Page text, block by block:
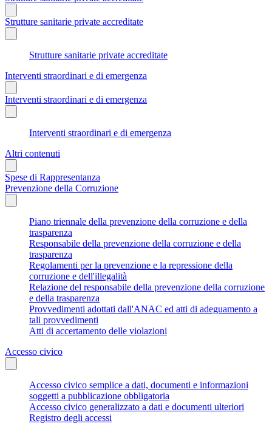
Strutture sanitarie private accreditate
Strutture sanitarie private accreditate
Interventi straordinari e di emergenza
Interventi straordinari e di emergenza
Interventi straordinari e di emergenza
Altri contenuti
Spese di Rappresentanza
Prevenzione della Corruzione
Piano triennale della prevenzione della corruzione e della
trasparenza
Responsabile della prevenzione della corruzione e della
trasparenza
Regolamenti per la prevenzione e la repressione della
corruzione e dell'illegalità
Relazione del responsabile della prevenzione della corruzione
e della trasparenza
Provvedimenti adottati dall'ANAC ed atti di adeguamento a
tali provvedimenti
Atti di accertamento delle violazioni
Accesso civico
Accesso civico semplice a dati, documenti e informazioni
soggetti a pubblicazione obbligatoria
Accesso civico generalizzato a dati e documenti ulteriori
Registro degli accessi